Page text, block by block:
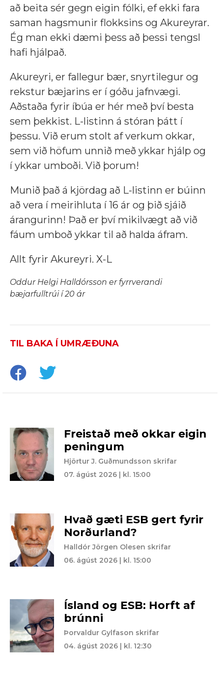
að beita sér gegn eigin fólki, ef ekki fara
saman hagsmunir flokksins og Akureyrar.
Ég man ekki dæmi þess að þessi tengsl
hafi hjálpað.
Akureyri, er fallegur bær, snyrtilegur og
rekstur bæjarins er í góðu jafnvægi.
Aðstaða fyrir íbúa er hér með því besta
sem þekkist. L-listinn á stóran þátt í
þessu. Við erum stolt af verkum okkar,
sem við höfum unnið með ykkar hjálp og
í ykkar umboði. Við þorum!
Munið það á kjördag að L-listinn er búinn
að vera í meirihluta í 16 ár og þið sjáið
árangurinn! Það er því mikilvægt að við
fáum umboð ykkar til að halda áfram.
Allt fyrir Akureyri. X-L
Oddur Helgi Halldórsson er fyrrverandi
bæjarfulltrúi í 20 ár
TIL BAKA Í UMRÆÐUNA
Freistað með okkar eigin
peningum
Hjörtur J. Guðmundsson skrifar
07. ágúst 2026 | kl. 15:00
Hvað gæti ESB gert fyrir
Norðurland?
Halldór Jörgen Olesen skrifar
06. ágúst 2026 | kl. 15:00
Ísland og ESB: Horft af
brúnni
Þorvaldur Gylfason skrifar
04. ágúst 2026 | kl. 12:30